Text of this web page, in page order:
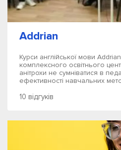
Addrian
Курси англійської мови
комплексного освітнього
анітрохи не сумніватися в
ефективності навчальних
10 відгуків